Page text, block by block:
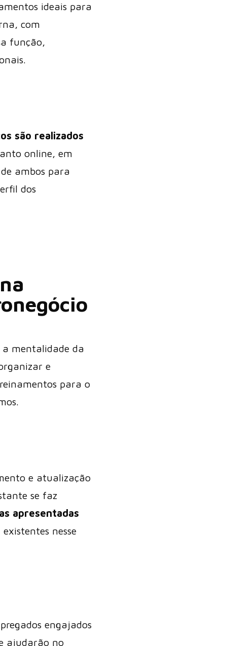
ideais para
com
função,
são realizados
online, em
ambos para
dos
mentalidade da
e
para o
e atualização
se faz
apresentadas
nesse
engajados
ajudarão no